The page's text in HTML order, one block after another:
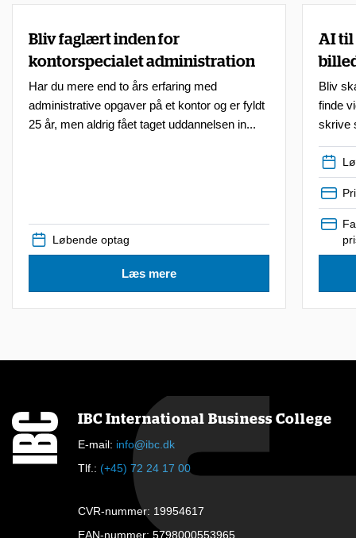
h
e
d
o
r
e
a
t
k
u
Bliv faglært inden for
kontorspecialet administration
Har du mere end to års erfaring med
administrative opgaver på et kontor og er fyldt
25 år, men aldrig fået taget uddannelsen in...
Læs mere
Løbende optag
AI til
Bliv
finde
skrive
IBC International Business College
E-mail: info@ibc.dk
Tlf.: (+45) 72 24 17 00
CVR-nummer: 19954617
EAN-nummer: 5798000553965